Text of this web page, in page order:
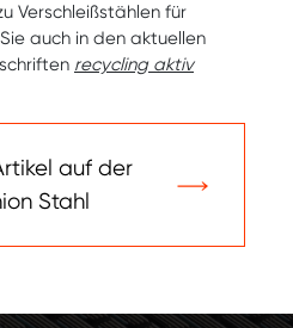
Verschleißstählen für
auch in den aktuellen
recycling aktiv
auf der
Stahl